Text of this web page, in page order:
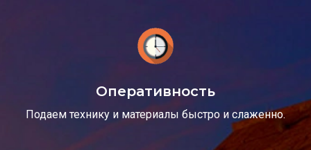
Оперативность
Подаем технику и материалы быстро и слаженно.